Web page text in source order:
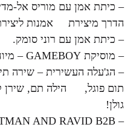
– כיתת אמן עם מוריס אל-
הדרך מיצירת אמנות
– כיתת אמן עם רוני סומק.
– מוסיקת GAMEBOY – מיוחד לפסטיבל!
– הג'עלה העשירית – שירה
תום פוגל, הילה תם, שירן
גולן!